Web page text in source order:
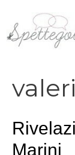
contenuto
Marini